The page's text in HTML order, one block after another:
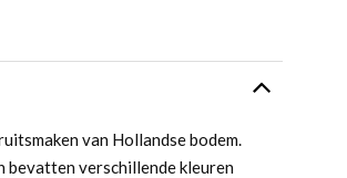
van Hollandse bodem.
bevatten verschillende kleuren